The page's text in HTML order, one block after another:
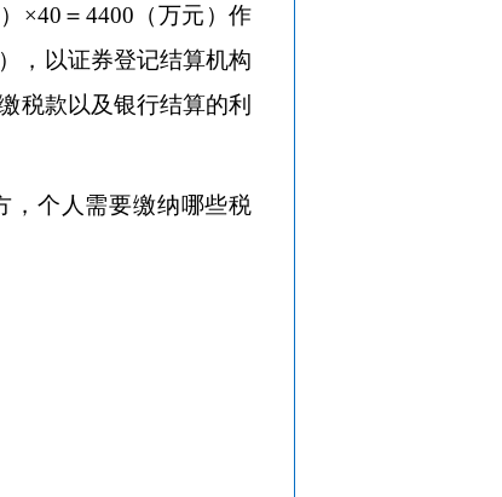
×40＝4400（万元）作
，以证券登记结算机构
税款以及银行结算的利
，个人需要缴纳哪些税